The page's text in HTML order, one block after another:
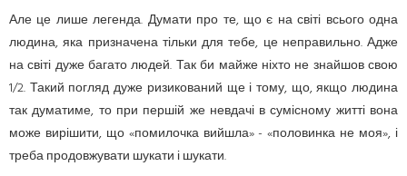
Але це лише легенда. Думати про те, що є на світі всього одна
людина, яка призначена тільки для тебе, це неправильно. Адже
на світі дуже багато людей. Так би майже ніхто не знайшов свою
1/2. Такий погляд дуже ризикований ще і тому, що, якщо людина
так думатиме, то при першій же невдачі в сумісному житті вона
може вирішити, що «помилочка вийшла» - «половинка не моя», і
треба продовжувати шукати і шукати.